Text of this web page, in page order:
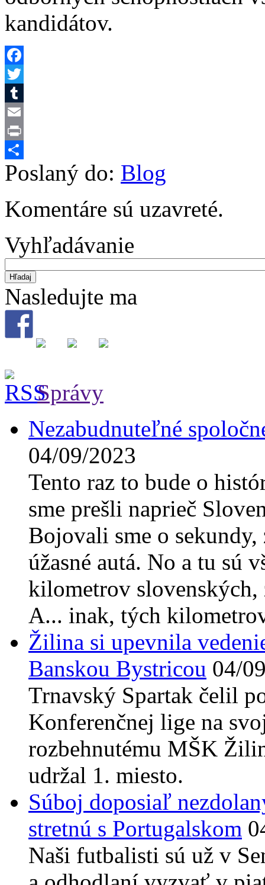
kandidátov.
Facebook
Twitter
Tumblr
Email
Print
Share
Poslaný do: Blog
Komentáre sú uzavreté.
Vyhľadávanie
Nasledujte ma
Správy
Nezabudnuteľné
04/09/2023
Tento raz to bude o
sme prešli naprieč
Bojovali sme o
úžasné autá. No a tu sú
kilometrov slovenských,
A... inak, tých
Žilina si upevnila
Banskou Bystricou 04/
Trnavský Spartak čelil
Konferenčnej lige na
rozbehnutému MŠK
udržal 1. miesto.
Súboj doposiaľ
stretnú s Portugalskom
Naši futbalisti sú už v